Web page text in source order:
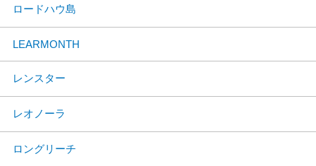
ロードハウ島
LEARMONTH
レンスター
レオノーラ
ロングリーチ